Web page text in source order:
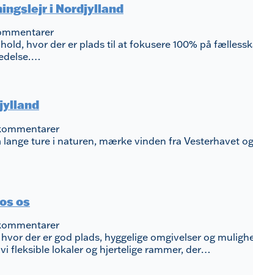
i Nordjylland
hvor der er plads til at fokusere 100% på
lange ture i naturen, mærke vinden fra Vesterhavet
os
der er god plads, hyggelige omgivelser og
fleksible lokaler og hjertelige rammer, der…